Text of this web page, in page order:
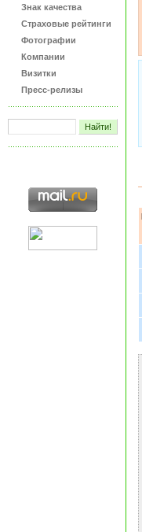
Знак качества
Страховые рейтинги
Фотографии
Компании
Визитки
Пресс-релизы